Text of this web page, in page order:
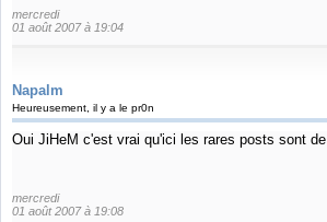
mercredi
01 août 2007 à 19:04
Napalm
Heureusement, il y a le pr0n
Oui JiHeM c'est vrai qu'ici les rares posts sont de
mercredi
01 août 2007 à 19:08